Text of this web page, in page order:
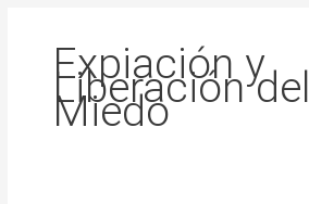
Expiación y
Liberación del
Miedo